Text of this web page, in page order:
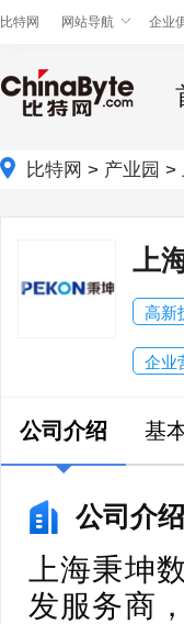
比特网 网站导航 企业
比特网 > 产业园 >
上
高新
企业
公司介绍 基
公司介绍
上海秉坤
发服务商